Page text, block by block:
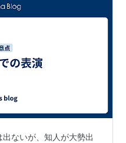
ないが、知人が大勢出